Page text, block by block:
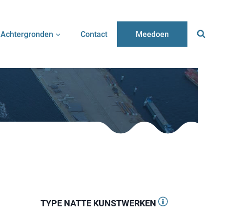
Achtergronden Contact Meedoen
TYPE NATTE KUNSTWERKEN